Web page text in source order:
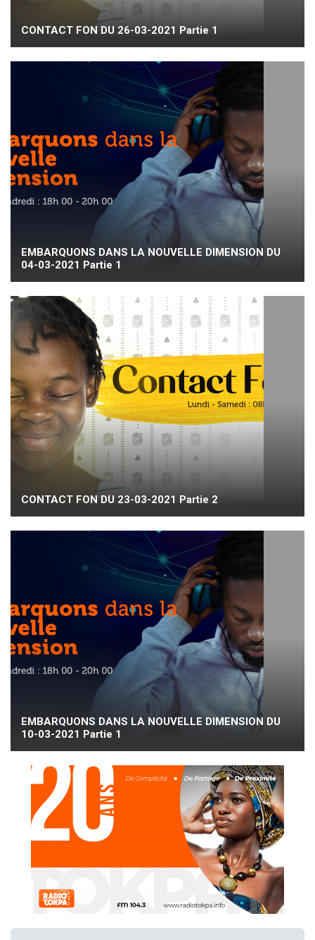
CONTACT FON DU 26-03-2021 Partie 1
EMBARQUONS DANS LA NOUVELLE DIMENSION DU
04-03-2021 Partie 1
CONTACT FON DU 23-03-2021 Partie 2
EMBARQUONS DANS LA NOUVELLE DIMENSION DU
10-03-2021 Partie 1